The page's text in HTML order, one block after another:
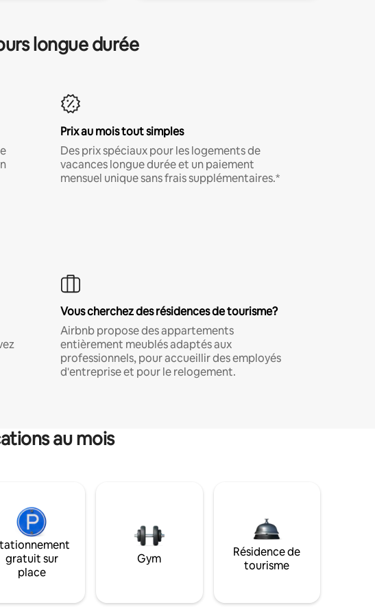
longue durée
Prix au mois tout simples
Des prix spéciaux pour les logements de
vacances longue durée et un paiement
mensuel unique sans frais supplémentaires.*
Vous cherchez des résidences de tourisme?
Airbnb propose des appartements
entièrement meublés adaptés aux
professionnels, pour accueillir des employés
d'entreprise et pour le relogement.
au mois
gratuit sur
place
Gym
Résidence de
tourisme